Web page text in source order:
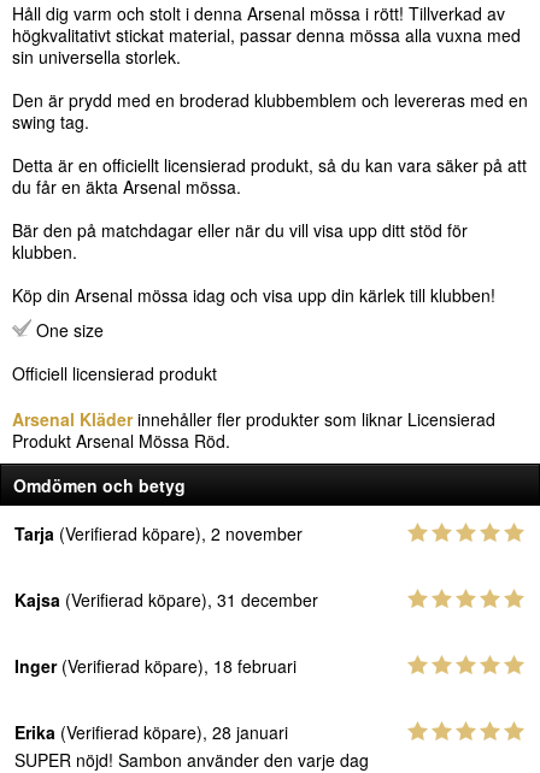
Håll dig varm och stolt i denna Arsenal mössa i rött! Tillverkad av
högkvalitativt stickat material, passar denna mössa alla vuxna med
sin universella storlek.
Den är prydd med en broderad klubbemblem och levereras med en
swing tag.
Detta är en officiellt licensierad produkt, så du kan vara säker på att
du får en äkta Arsenal mössa.
Bär den på matchdagar eller när du vill visa upp ditt stöd för
klubben.
Köp din Arsenal mössa idag och visa upp din kärlek till klubben!
One size
Officiell licensierad produkt
Arsenal Kläderinnehåller fler produkter som liknar Licensierad
Produkt Arsenal Mössa Röd.
Omdömen och betyg
Tarja (Verifierad köpare), 2 november
Kajsa (Verifierad köpare), 31 december
Inger(Verifierad köpare), 18 februari
Erika (Verifierad köpare), 28 januari
SUPER nöjd! Sambon använder den varje dag